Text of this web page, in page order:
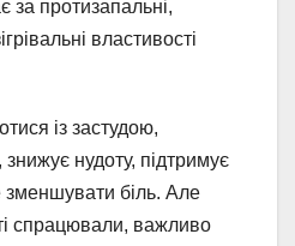
за протизапальні,
властивості
із застудою,
нудоту, підтримує
зменшувати біль. Але
спрацювали, важливо